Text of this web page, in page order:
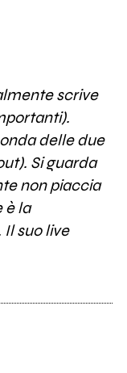
scrive
delle due
Si guarda
non piaccia
è la
suo live